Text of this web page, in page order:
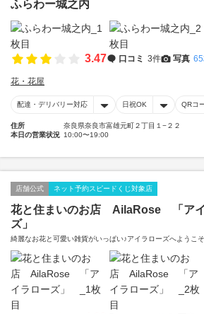
ふらわー城之内
3.47 口コミ 3件 写真
花・花屋
配達・デリバリー対応 日祝OK QRコ
住所
奈良県奈良市富雄元町２丁目１−２２
本日の営業状況 10:00〜19:00
店舗公式 ネット予約スピードくじ対象店
花と住まいのお店 AilaRose 「ア
ズ」
綺麗なお花と可愛い雑貨がいっぱい♪アイラローズへようこ